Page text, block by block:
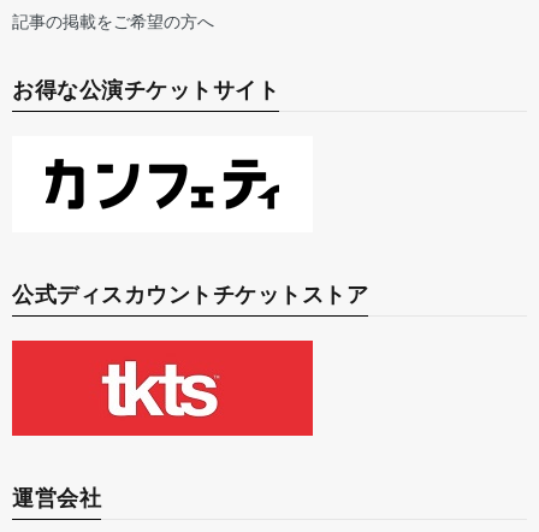
記事の掲載をご希望の方へ
お得な公演チケットサイト
公式ディスカウントチケットストア
運営会社